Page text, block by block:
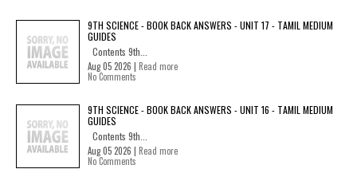
9TH SCIENCE - BOOK BACK ANSWERS - UNIT 17 - TAMIL MEDIUM
GUIDES
Contents 9th...
Aug 05 2026 | Read more
No Comments
9TH SCIENCE - BOOK BACK ANSWERS - UNIT 16 - TAMIL MEDIUM
GUIDES
Contents 9th...
Aug 05 2026 | Read more
No Comments